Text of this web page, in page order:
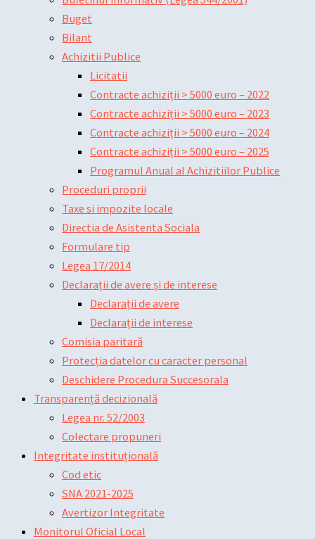
Buget
Bilant
Achizitii Publice
Licitatii
Contracte achiziții > 5000 euro – 2022
Contracte achiziții > 5000 euro – 2023
Contracte achiziții > 5000 euro – 2024
Contracte achiziții > 5000 euro – 2025
Programul Anual al Achizitiilor Publice
Proceduri proprii
Taxe si impozite locale
Directia de Asistenta Sociala
Formulare tip
Legea 17/2014
Declarații de avere și de interese
Declarații de avere
Declarații de interese
Comisia paritară
Protecția datelor cu caracter personal
Deschidere Procedura Succesorala
Transparență decizională
Legea nr. 52/2003
Colectare propuneri
Integritate instituțională
Cod etic
SNA 2021-2025
Avertizor Integritate
Monitorul Oficial Local